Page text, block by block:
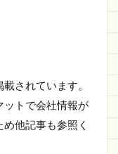
されています。
ットで会社情報が
他記事も参照く